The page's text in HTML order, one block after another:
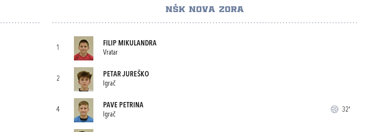
NŠK NOVA ZORA
1
FILIP MIKULANDRA
Vratar
2
PETAR JUREŠKO
Igrač
4
PAVE PETRINA
Igrač
32'